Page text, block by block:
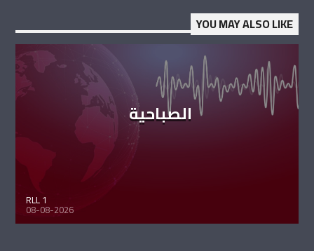
YOU MAY ALSO LIKE
الصباحية
RLL 1
08-08-2026